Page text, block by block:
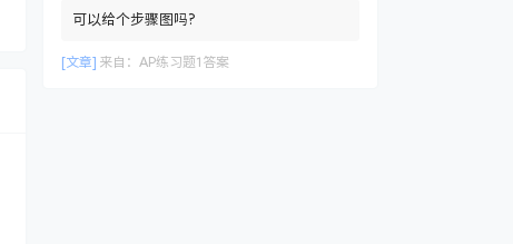
可以给个步骤图吗?
[文章] 来自： AP练习题1答案